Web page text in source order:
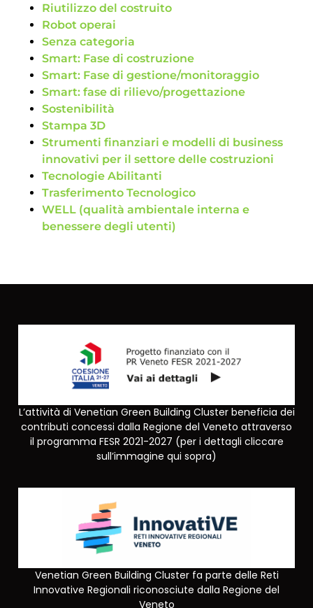
Riutilizzo del costruito
Robot operai
Senza categoria
Smart: Fase di costruzione
Smart: Fase di gestione/monitoraggio
Smart: fase di rilievo/progettazione
Sostenibilità
Stampa 3D
Strumenti finanziari e modelli di business
innovativi per il settore delle costruzioni
Tecnologie Abilitanti
Trasferimento Tecnologico
WELL (qualità ambientale interna e
benessere degli utenti)
Venetian Green Building Cluster fa parte delle Reti
Innovative Regionali riconosciute dalla Regione del
Veneto
L’attività di Venetian Green Building Cluster beneficia dei
contributi concessi dalla Regione del Veneto attraverso
il programma FESR 2021-2027 (per i dettagli cliccare
sull’immagine qui sopra)